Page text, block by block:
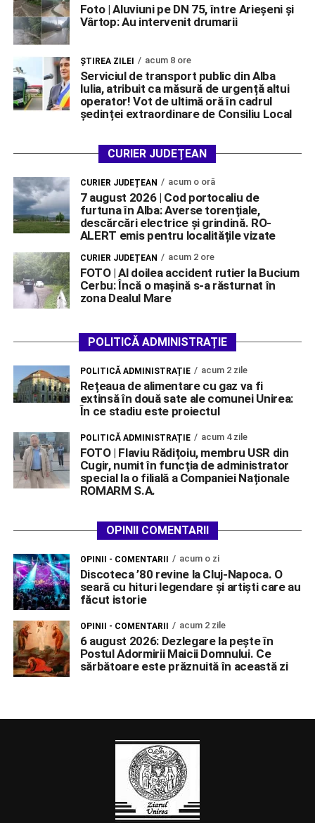
Foto | Aluviuni pe DN 75, între Arieșeni și
Vârtop: Au intervenit drumarii
ŞTIREA ZILEI acum 8 ore
Serviciul de transport public din Alba
Iulia, atribuit ca măsură de urgență altui
operator! Vot de ultimă oră în cadrul
ședinței extraordinare de Consiliu Local
CURIER JUDEȚEAN
CURIER JUDEȚEAN acum o oră
7 august 2026 | Cod portocaliu de
furtuna în Alba: Averse torențiale,
descărcări electrice și grindină. RO-
ALERT emis pentru localitățile vizate
CURIER JUDEȚEAN acum 2 ore
FOTO | Al doilea accident rutier la Bucium
Cerbu: Încă o mașină s-a răsturnat în
zona Dealul Mare
POLITICĂ ADMINISTRAȚIE
POLITICĂ ADMINISTRAȚIE acum 2 zile
Rețeaua de alimentare cu gaz va fi
extinsă în două sate ale comunei Unirea:
În ce stadiu este proiectul
POLITICĂ ADMINISTRAȚIE acum 4 zile
FOTO | Flaviu Rădițoiu, membru USR din
Cugir, numit în funcția de administrator
special la o filială a Companiei Naționale
ROMARM S.A.
OPINII COMENTARII
OPINII - COMENTARII acum o zi
Discoteca ’80 revine la Cluj-Napoca. O
seară cu hituri legendare și artiști care au
făcut istorie
OPINII - COMENTARII acum 2 zile
6 august 2026: Dezlegare la pește în
Postul Adormirii Maicii Domnului. Ce
sărbătoare este prăznuită în această zi